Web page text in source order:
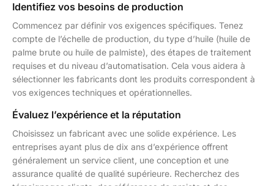
Identifiez vos besoins de production
Commencez par définir vos exigences spécifiques. Tenez
compte de l’échelle de production, du type d’huile (huile de
palme brute ou huile de palmiste), des étapes de traitement
requises et du niveau d’automatisation. Cela vous aidera à
sélectionner les fabricants dont les produits correspondent à
vos exigences techniques et opérationnelles.
Évaluez l’expérience et la réputation
Choisissez un fabricant avec une solide expérience. Les
entreprises ayant plus de dix ans d’expérience offrent
généralement un service client, une conception et une
assurance qualité de qualité supérieure. Recherchez des